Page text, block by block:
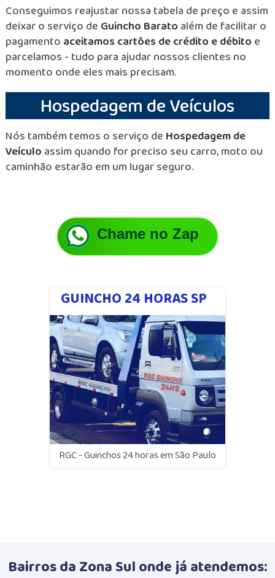
Conseguimos reajustar nossa tabela de preço e assim
deixar o serviço de Guincho Barato além de facilitar o
pagamento aceitamos cartões de crédito e débito e
parcelamos - tudo para ajudar nossos clientes no
momento onde eles mais precisam.
Hospedagem de Veículos
Nós também temos o serviço de Hospedagem de
Veículo assim quando for preciso seu carro, moto ou
caminhão estarão em um lugar seguro.
Chame no Zap
GUINCHO 24 HORAS SP
RGC - Guinchos 24 horas em São Paulo
Bairros da Zona Sul onde já atendemos: